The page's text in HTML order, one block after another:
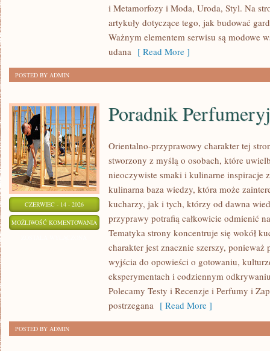
METAMORFOZY
i Metamorfozy i Moda, Uroda, Styl. Na
artykuły dotyczące tego, jak budować
Ważnym elementem serwisu są modowe
udana [ Read More ]
POSTED BY ADMIN
CZERWIEC - 14 - 2026
MOŻLIWOŚĆ KOMENTOWANIA PORADNIK
PERFUMERYJNY
Poradnik
Orientalno-przyprawowy charakter tej
stworzony z myślą o osobach, które
nieoczywiste smaki i kulinarne inspiracje
kulinarna baza wiedzy, która może
kucharzy, jak i tych, którzy od dawna
przyprawy potrafią całkowicie odmienić
Tematyka strony koncentruje się wokół
charakter jest znacznie szerszy,
wyjścia do opowieści o gotowaniu,
eksperymentach i codziennym
Polecamy Testy i Recenzje i Perfumy i
postrzegana [ Read More ]
POSTED BY ADMIN